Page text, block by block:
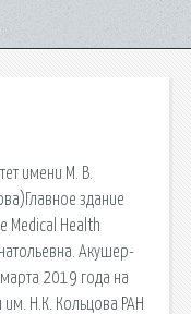
имени М. В.
здание
Medical Health
Акушер-
2019 года на
им. Н.К. Кольцова РАН